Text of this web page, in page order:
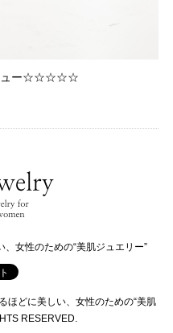
ビュー☆☆☆☆☆
女性のための“美肌ジュエリー”
どに美しい、女性のための“美肌
RESERVED.